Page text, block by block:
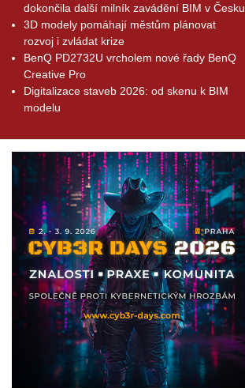
dokončila další milník zavádění BIM v Česku
3D modely pomáhají městům plánovat
rozvoj i zvládat krize
BenQ PD2732U vrcholem nové řady BenQ
Creative Pro
Digitalizace staveb 2026: od skenu k BIM
modelu